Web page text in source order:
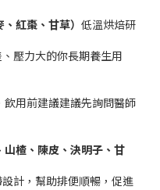
、紅棗、甘草） 低溫烘焙研
壓力大的你長期養生用
用前建議建議先詢問醫師
山楂、陳皮、決明子、甘
計，幫助排便順暢，促進